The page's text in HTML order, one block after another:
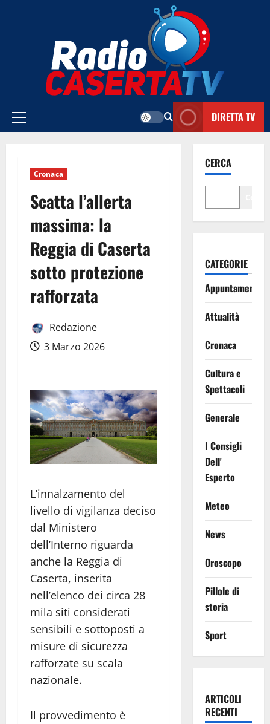
Menu
DIRETTA TV
Cronaca
Scatta l’allerta
massima: la
Reggia di Caserta
sotto protezione
rafforzata
Redazione
3 Marzo 2026
L’innalzamento del
livello di vigilanza deciso
dal Ministero
dell’Interno riguarda
anche la Reggia di
Caserta, inserita
nell’elenco dei circa 28
mila siti considerati
sensibili e sottoposti a
misure di sicurezza
rafforzate su scala
nazionale.
Il provvedimento è
CERCA
CATEGORIE
Appuntamenti
Attualità
Cronaca
Cultura e
Spettacoli
Generale
I Consigli
Dell'
Esperto
Meteo
News
Oroscopo
Pillole di
storia
Sport
ARTICOLI
RECENTI